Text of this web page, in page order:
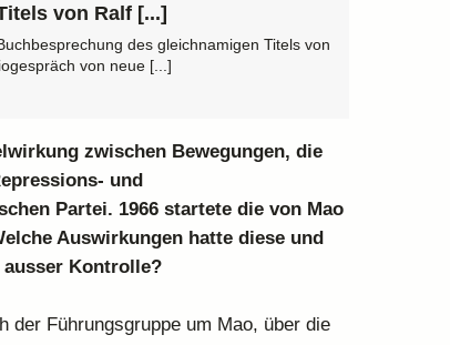
von Ralf [...]
des gleichnamigen Titels von
von neue [...]
zwischen Bewegungen, die
und
Partei. 1966 startete die von Mao
Auswirkungen hatte diese und
Kontrolle?
der Führungsgruppe um Mao, über die